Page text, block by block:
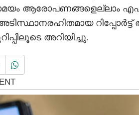
ആരോപണങ്ങളെല്ലാം
അടിസ്ഥാനരഹിതമായ
അറിയിച്ചു.